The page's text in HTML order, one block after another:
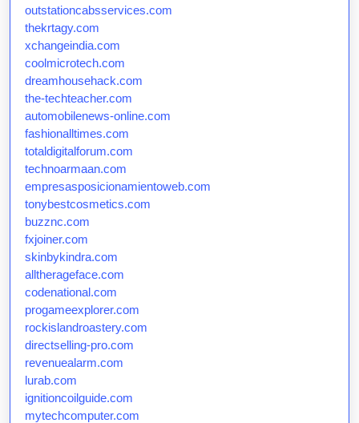
outstationcabsservices.com
thekrtagy.com
xchangeindia.com
coolmicrotech.com
dreamhousehack.com
the-techteacher.com
automobilenews-online.com
fashionalltimes.com
totaldigitalforum.com
technoarmaan.com
empresasposicionamientoweb.com
tonybestcosmetics.com
buzznc.com
fxjoiner.com
skinbykindra.com
alltherageface.com
codenational.com
progameexplorer.com
rockislandroastery.com
directselling-pro.com
revenuealarm.com
lurab.com
ignitioncoilguide.com
mytechcomputer.com